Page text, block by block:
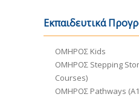
Εκπαιδευτικά
ΟΜΗΡΟΣ Kids
ΟΜΗΡΟΣ Stepping
Courses)
ΟΜΗΡΟΣ Pathways